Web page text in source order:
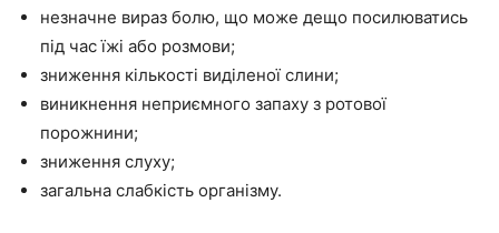
незначне вираз болю, що може дещо посилюватись
під час їжі або розмови;
зниження кількості виділеної слини;
виникнення неприємного запаху з ротової
порожнини;
зниження слуху;
загальна слабкість організму.